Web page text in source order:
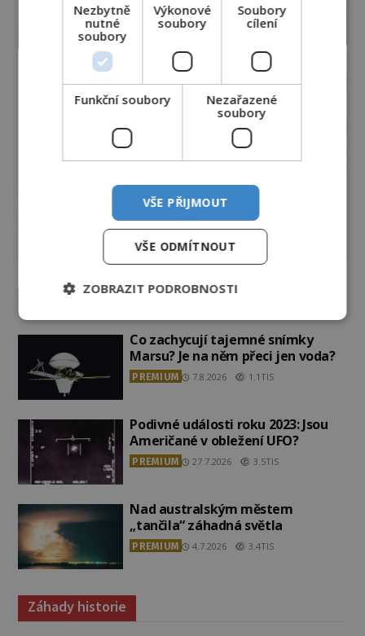
Vesmír a technologie
Co zachycují tajemné snímky
Marsu? Je na něm přeci jen voda?
PREMIUM 7.8.2026 1.1TIS
Podivné události roku 2023: Jsou
Američané v obležení UFO?
PREMIUM 27.7.2026 3.5TIS
Nad australským městem
„tančila“ záhadná světla
PREMIUM 4.7.2026 3.4TIS
Záhady historie
Nezbytně
nutné
soubory
Výkonové
soubory
Soubory
cílení
Funkční soubory
Nezařazené
soubory
VŠE PŘIJMOUT
VŠE ODMÍTNOUT
ZOBRAZIT PODROBNOSTI